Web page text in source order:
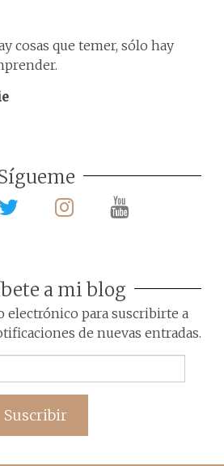
cosas que temer, sólo hay
a mi blog
electrónico para suscribirte a
de nuevas entradas.
de
Suscribir